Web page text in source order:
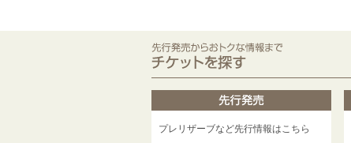
プレリザーブなど先行情報はこちら